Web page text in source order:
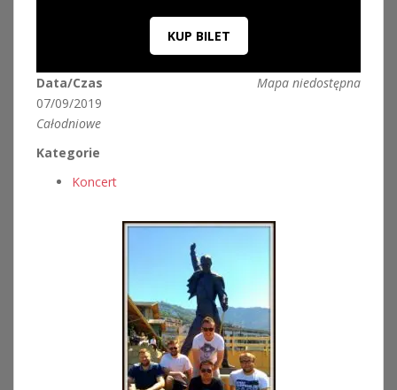
KUP BILET
Mapa niedostępna
Data/Czas
07/09/2019
Całodniowe
Kategorie
Koncert